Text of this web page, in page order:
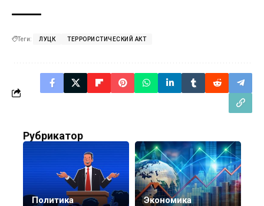
Теги: ЛУЦК ТЕРРОРИСТИЧЕСКИЙ АКТ
Рубрикатор
Политика Экономика